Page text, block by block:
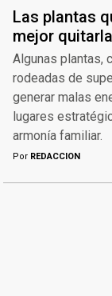
Las plantas
mejor
Algunas plantas,
rodeadas de
generar malas
lugares
armonía familiar.
Por REDACCION